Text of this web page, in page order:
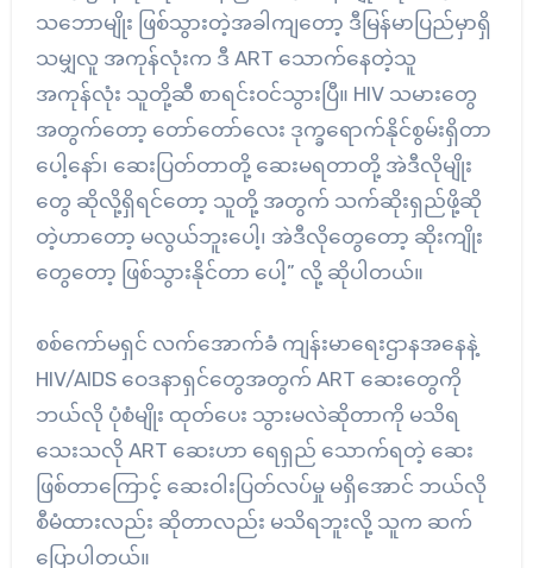
သဘောမျိုး ဖြစ်သွားတဲ့အခါကျတော့ ဒီမြန်မာပြည်မှာရှိ
သမျှလူ အကုန်လုံးက ဒီ ART သောက်နေတဲ့သူ
အကုန်လုံး သူတို့ဆီ စာရင်းဝင်သွားပြီ။ HIV သမားတွေ
အတွက်တော့ တော်တော်လေး ဒုက္ခရောက်နိုင်စွမ်းရှိတာ
ပေါ့နော်၊ ဆေးပြတ်တာတို့ ဆေးမရတာတို့ အဲဒီလိုမျိုး
တွေ ဆိုလို့ရှိရင်တော့ သူတို့ အတွက် သက်ဆိုးရှည်ဖို့ဆို
တဲ့ဟာတော့ မလွယ်ဘူးပေါ့၊ အဲဒီလိုတွေတော့ ဆိုးကျိုး
တွေတော့ ဖြစ်သွားနိုင်တာ ပေါ့” လို့ ဆိုပါတယ်။
စစ်ကော်မရှင် လက်အောက်ခံ ကျန်းမာရေးဌာနအနေနဲ့
HIV/AIDS ဝေဒနာရှင်တွေအတွက် ART ဆေးတွေကို
ဘယ်လို ပုံစံမျိုး ထုတ်ပေး သွားမလဲဆိုတာကို မသိရ
သေးသလို ART ဆေးဟာ ရေရှည် သောက်ရတဲ့ ဆေး
ဖြစ်တာကြောင့် ဆေးဝါးပြတ်လပ်မှု မရှိအောင် ဘယ်လို
စီမံထားလည်း ဆိုတာလည်း မသိရဘူးလို့ သူက ဆက်
ပြောပါတယ်။